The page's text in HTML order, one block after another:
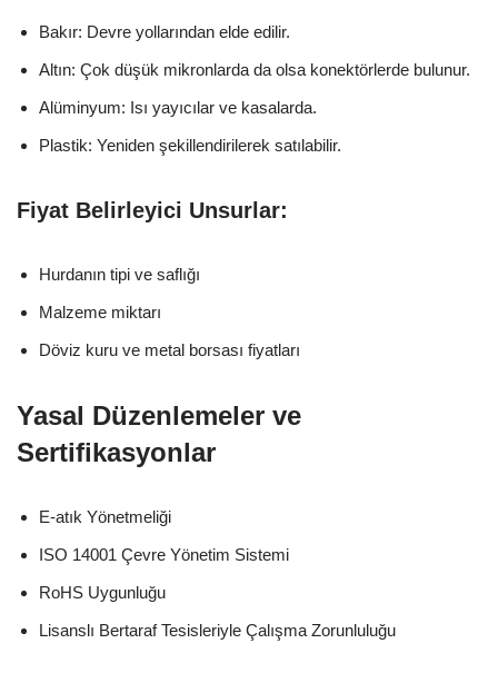
Bakır: Devre yollarından elde edilir.
Altın: Çok düşük mikronlarda da olsa konektörlerde bulunur.
Alüminyum: Isı yayıcılar ve kasalarda.
Plastik: Yeniden şekillendirilerek satılabilir.
Fiyat Belirleyici Unsurlar:
Hurdanın tipi ve saflığı
Malzeme miktarı
Döviz kuru ve metal borsası fiyatları
Yasal Düzenlemeler ve
Sertifikasyonlar
E-atık Yönetmeliği
ISO 14001 Çevre Yönetim Sistemi
RoHS Uygunluğu
Lisanslı Bertaraf Tesisleriyle Çalışma Zorunluluğu